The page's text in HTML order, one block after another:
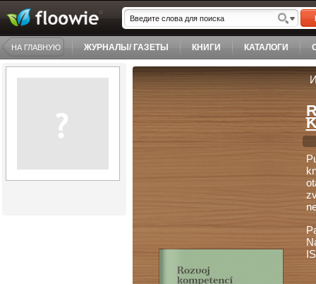
НА ГЛАВНУЮ ЖУРНАЛЫ/ ГАЗЕТЫ КНИГИ КАТАЛОГИ